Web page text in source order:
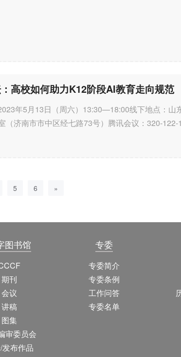
高校如何助力K12阶段AI教育走向规范
年5月13日（周六）13:30—18:00线下地点：山
（济南市市中区经七路73号）腾讯会议：320-122-
5 6 »
图书馆
期刊
会议
讲稿
图集
审委员会
发布作品
专委
专委简介
专委条例
工作问答
专委名单